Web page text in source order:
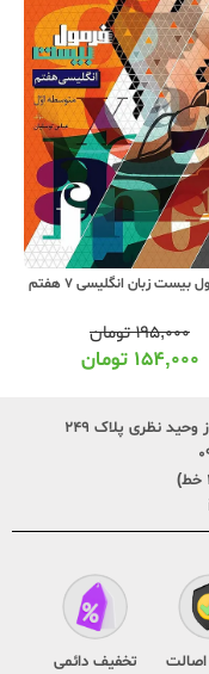
بیست زبان انگلیسی 7 هفتم
۱۹۵,۰۰۰تومان
۱۵۴,۰۰۰ تومان
تخفیف دائمی